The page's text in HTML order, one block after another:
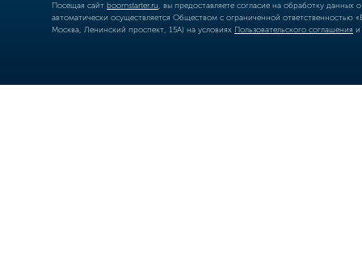
Посещая сайт boomstarter.ru , вы предоставляете согласие на обработку
автоматически осуществляется Обществом с ограниченной
Москва, Ленинский проспект, 15А) на условиях Пользовательского соглашения и